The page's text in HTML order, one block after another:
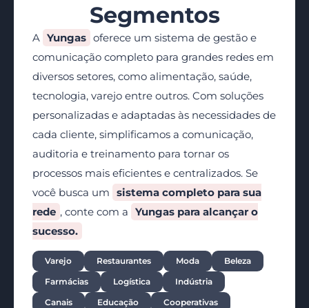
Segmentos
A Yungas oferece um sistema de gestão e
comunicação completo para grandes redes em
diversos setores, como alimentação, saúde,
tecnologia, varejo entre outros. Com soluções
personalizadas e adaptadas às necessidades de
cada cliente, simplificamos a comunicação,
auditoria e treinamento para tornar os
processos mais eficientes e centralizados. Se
você busca um sistema completo para sua
rede , conte com a Yungas para alcançar o
sucesso.
Varejo Restaurantes Moda
Beleza
Farmácias
Logística
Indústria
Canais
Educação
Cooperativas